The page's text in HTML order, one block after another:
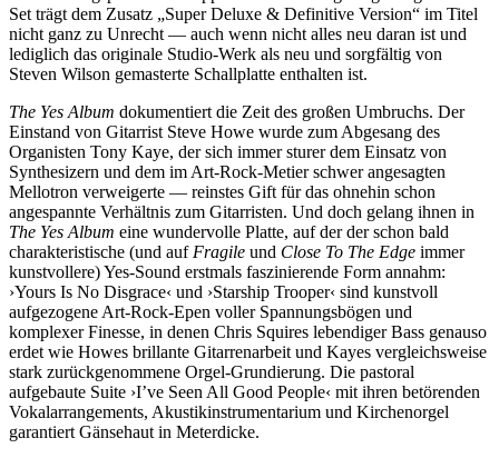
Set trägt dem Zusatz „Super Deluxe & Definitive Version“ im Titel
nicht ganz zu Unrecht — auch wenn nicht alles neu daran ist und
lediglich das originale Studio-Werk als neu und sorgfältig von
Steven Wilson gemasterte Schallplatte enthalten ist.
The Yes Album dokumentiert die Zeit des großen Umbruchs. Der
Einstand von Gitarrist Steve Howe wurde zum Abgesang des
Organisten Tony Kaye, der sich immer sturer dem Einsatz von
Synthesizern und dem im Art-Rock-Metier schwer angesagten
Mellotron verweigerte — reinstes Gift für das ohnehin schon
angespannte Verhältnis zum Gitarristen. Und doch gelang ihnen in
The Yes Album eine wundervolle Platte, auf der der schon bald
charakteristische (und auf Fragile und Close To The Edge immer
kunstvollere) Yes-Sound erstmals faszinierende Form annahm:
›Yours Is No Disgrace‹ und ›Starship Trooper‹ sind kunstvoll
aufgezogene Art-Rock-Epen voller Spannungsbögen und
komplexer Finesse, in denen Chris Squires lebendiger Bass genauso
erdet wie Howes brillante Gitarrenarbeit und Kayes vergleichsweise
stark zurückgenommene Orgel-Grundierung. Die pastoral
aufgebaute Suite ›I’ve Seen All Good People‹ mit ihren betörenden
Vokalarrangements, Akustikinstrumentarium und Kirchenorgel
garantiert Gänsehaut in Meterdicke.